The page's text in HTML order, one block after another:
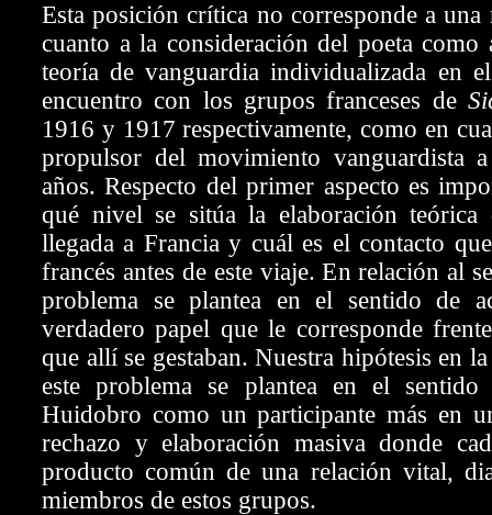
Esta posición crítica no corresponde a una
cuanto a la consideración del poeta como
teoría de vanguardia individualizada en
encuentro con los grupos franceses de
1916 y 1917 respectivamente, como en
propulsor del movimiento vanguardista
años. Respecto del primer aspecto es
qué nivel se sitúa la elaboración
llegada a Francia y cuál es el contacto
francés antes de este viaje. En relación al
problema se plantea en el sentido de
verdadero papel que le corresponde
que allí se gestaban. Nuestra hipótesis en
este problema se plantea en el
Huidobro como un participante más en
rechazo y elaboración masiva donde
producto común de una relación vital,
miembros de estos grupos.